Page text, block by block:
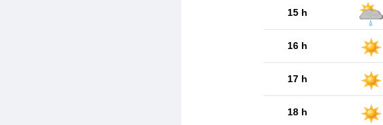
15 h
16 h
17 h
18 h